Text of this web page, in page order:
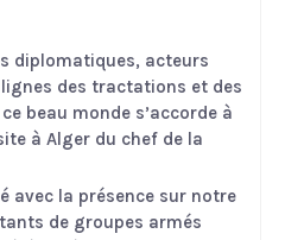
diplomatiques, acteurs
des tractations et des
beau monde s’accorde à
à Alger du chef de la
avec la présence sur notre
de groupes armés